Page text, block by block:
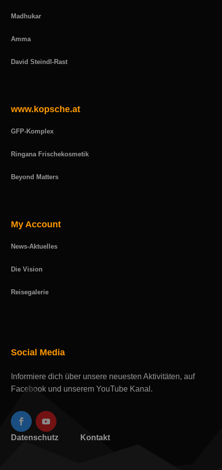
Madhukar
Amma
David Steindl-Rast
www.kopsche.at
GFP-Komplex
Ringana Frischekosmetik
Beyond Matters
My Account
News-Aktuelles
Die Vision
Reisegalerie
Social Media
Informiere dich über unsere neuesten Aktivitäten, auf
Facebook und unserem YouTube Kanal.
Datenschutz Kontakt